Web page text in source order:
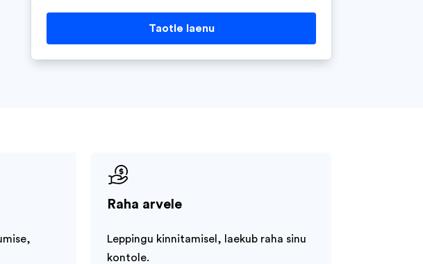
Taotle laenu
Raha arvele
Leppingu kinnitamisel, laekub raha sinu
kontole.